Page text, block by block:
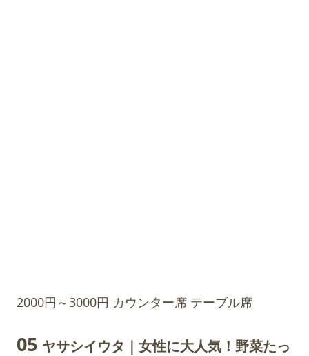
2000円～3000円 カウンター席 テーブル席
05 ヤサシイウタ｜女性に大人気！野菜たっ